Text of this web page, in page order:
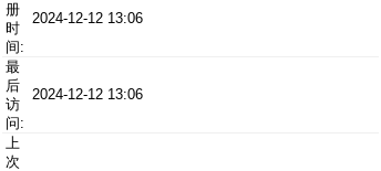
册
时
间:
2024-12-12 13:06
最
后
访
问:
2024-12-12 13:06
上
次